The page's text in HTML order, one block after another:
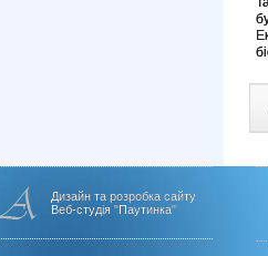
Дизайн та розробка сайту
Веб-студія "Паутинка"